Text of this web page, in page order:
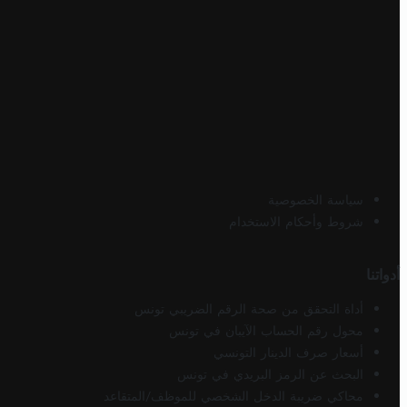
سياسة الخصوصية
شروط وأحكام الاستخدام
أدواتنا
أداة التحقق من صحة الرقم الضريبي تونس
محول رقم الحساب الآيبان في تونس
أسعار صرف الدينار التونسي
البحث عن الرمز البريدي في تونس
محاكي ضريبة الدخل الشخصي للموظف/المتقاعد